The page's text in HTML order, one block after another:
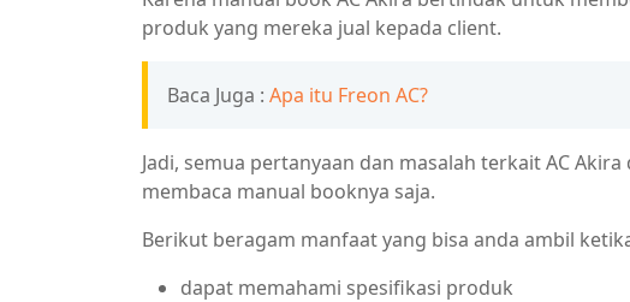
produk yang mereka jual kepada client.
Baca Juga : Apa itu Freon AC?
Jadi, semua pertanyaan dan masalah terkait AC
membaca manual booknya saja.
Berikut beragam manfaat yang bisa anda ambil
dapat memahami spesifikasi produk